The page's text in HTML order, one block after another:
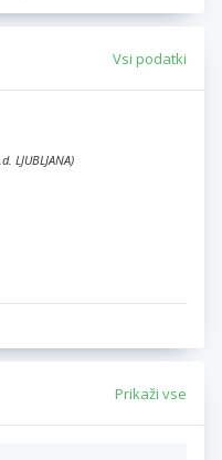
Vsi podatki
LJUBLJANA)
Prikaži vse